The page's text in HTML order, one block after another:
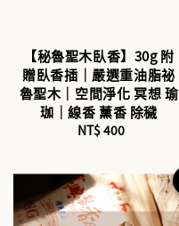
【秘魯聖木臥香】30g 附
贈臥香插｜嚴選重油脂祕
魯聖木｜空間淨化 冥想 瑜
珈｜線香 薰香 除穢
Regular
NT$ 400